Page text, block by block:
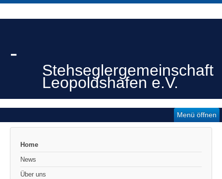
-
Stehseglergemeinschaft
Leopoldshafen e.V.
Menü öffnen
Home
News
Über uns